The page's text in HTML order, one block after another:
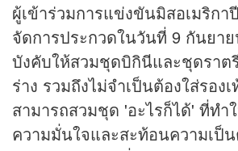
ผู้เข้าร่วมการแข่งขันมิสอเมริกา
จัดการประกวดในวันที่ 9 กันยา
บังคับให้สวมชุดบิกินีและชุดราต
ร่าง รวมถึงไม่จำเป็นต้องใส่รอง
สามารถสวมชุด 'อะไรก็ได้' ที่ทำ
ความมั่นใจและสะท้อนความเป็